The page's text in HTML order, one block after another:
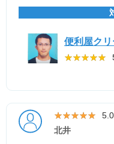
便利屋ク
★★★★★
★★★★★
★★★★★
★★★★★ 5.0
北井